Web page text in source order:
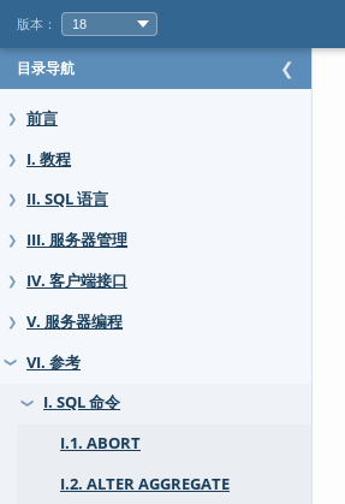
版本：
目录导航 ❮
❯ 前言
❯ I. 教程
❯ II. SQL 语言
❯ III. 服务器管理
❯ IV. 客户端接口
❯ V. 服务器编程
❯ VI. 参考
❯
I. SQL 命令
I.1. ABORT
I.2. ALTER AGGREGATE